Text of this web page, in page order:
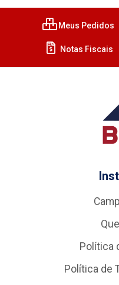
Meus Pedidos
Notas Fiscais
Política
Política de